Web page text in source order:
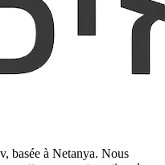
basée à Netanya. Nous